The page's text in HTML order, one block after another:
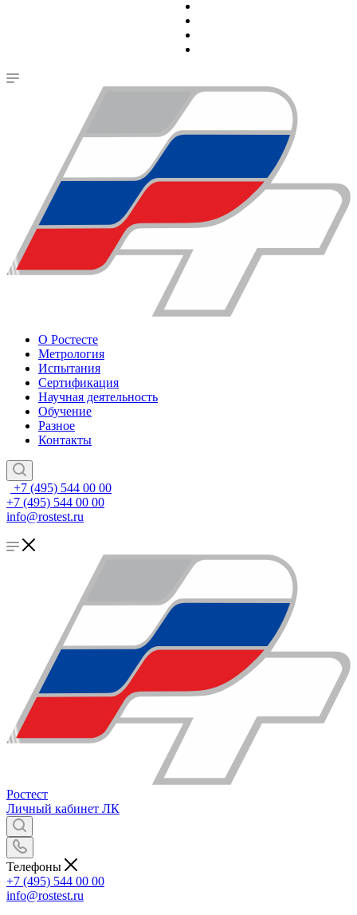
О Ростесте
Метрология
Испытания
Сертификация
Научная деятельность
Обучение
Разное
Контакты
+7 (495) 544 00 00
+7 (495) 544 00 00
info@rostest.ru
Ростест
Личный кабинет ЛК
Телефоны
+7 (495) 544 00 00
info@rostest.ru